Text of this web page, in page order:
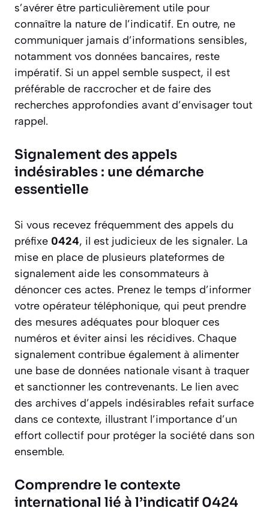
s’avérer être particulièrement utile pour
connaître la nature de l’indicatif. En outre, ne
communiquer jamais d’informations sensibles,
notamment vos données bancaires, reste
impératif. Si un appel semble suspect, il est
préférable de raccrocher et de faire des
recherches approfondies avant d’envisager tout
rappel.
Signalement des appels
indésirables : une démarche
essentielle
Si vous recevez fréquemment des appels du
préfixe 0424, il est judicieux de les signaler. La
mise en place de plusieurs plateformes de
signalement aide les consommateurs à
dénoncer ces actes. Prenez le temps d’informer
votre opérateur téléphonique, qui peut prendre
des mesures adéquates pour bloquer ces
numéros et éviter ainsi les récidives. Chaque
signalement contribue également à alimenter
une base de données nationale visant à traquer
et sanctionner les contrevenants. Le lien avec
des archives d’appels indésirables refait surface
dans ce contexte, illustrant l’importance d’un
effort collectif pour protéger la société dans son
ensemble.
Comprendre le contexte
international lié à l’indicatif 0424